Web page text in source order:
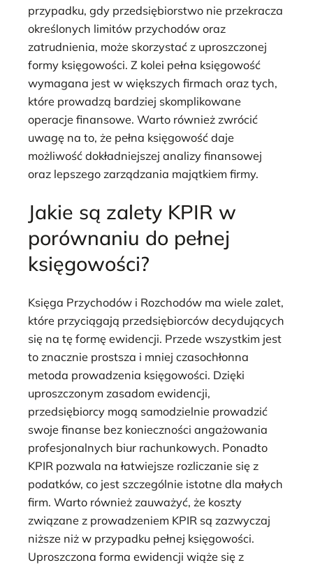
przypadku, gdy przedsiębiorstwo nie przekracza
określonych limitów przychodów oraz
zatrudnienia, może skorzystać z uproszczonej
formy księgowości. Z kolei pełna księgowość
wymagana jest w większych firmach oraz tych,
które prowadzą bardziej skomplikowane
operacje finansowe. Warto również zwrócić
uwagę na to, że pełna księgowość daje
możliwość dokładniejszej analizy finansowej
oraz lepszego zarządzania majątkiem firmy.
Jakie są zalety KPIR w
porównaniu do pełnej
księgowości?
Księga Przychodów i Rozchodów ma wiele zalet,
które przyciągają przedsiębiorców decydujących
się na tę formę ewidencji. Przede wszystkim jest
to znacznie prostsza i mniej czasochłonna
metoda prowadzenia księgowości. Dzięki
uproszczonym zasadom ewidencji,
przedsiębiorcy mogą samodzielnie prowadzić
swoje finanse bez konieczności angażowania
profesjonalnych biur rachunkowych. Ponadto
KPIR pozwala na łatwiejsze rozliczanie się z
podatków, co jest szczególnie istotne dla małych
firm. Warto również zauważyć, że koszty
związane z prowadzeniem KPIR są zazwyczaj
niższe niż w przypadku pełnej księgowości.
Uproszczona forma ewidencji wiąże się z